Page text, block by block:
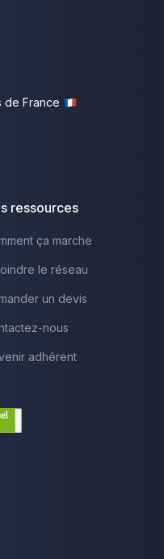
de France
ressources
ça marche
le réseau
un devis
nous
adhérent